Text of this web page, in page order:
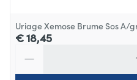
Uriage Xemose Brume Sos A/
€ 18,45